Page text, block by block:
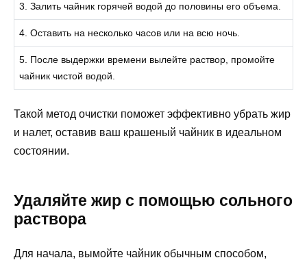
3. Залить чайник горячей водой до половины его объема.
4. Оставить на несколько часов или на всю ночь.
5. После выдержки времени вылейте раствор, промойте
чайник чистой водой.
Такой метод очистки поможет эффективно убрать жир
и налет, оставив ваш крашеный чайник в идеальном
состоянии.
Удаляйте жир с помощью сольного
раствора
Для начала, вымойте чайник обычным способом,